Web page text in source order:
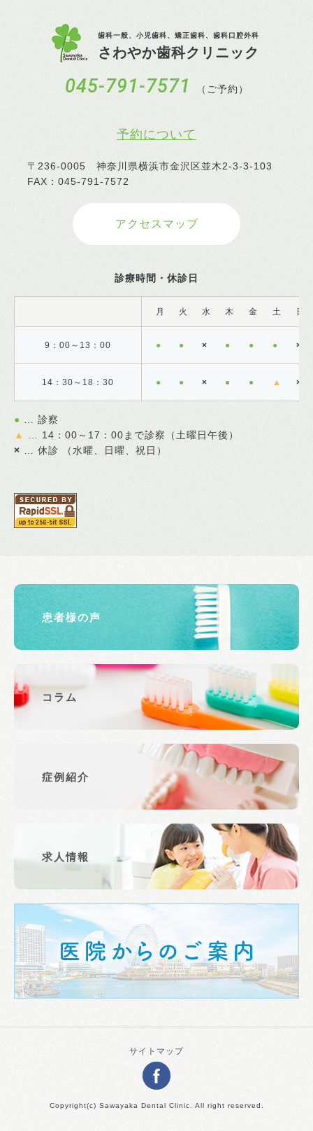
歯科一般、小児歯科、矯正歯科、歯科口腔外科
さわやか歯科クリニック
045-791-7571 （ご予約）
予約について
〒236-0005 神奈川県横浜市金沢区並木2-3-3-103
FAX：045-791-7572
アクセスマップ
診療時間・休診日
月 火 水 木 金 土 日
9：00～13：00 ● ● × ● ● ● ×
14：30～18：30 ● ● × ● ● ▲ ×
●
… 診察
▲
… 14：00～17：00まで診察（土曜日午後）
× … 休診 （水曜、日曜、祝日）
患者様の声
コラム
症例紹介
求人情報
サイトマップ
Copyright(c) Sawayaka Dental Clinic. All right reserved.